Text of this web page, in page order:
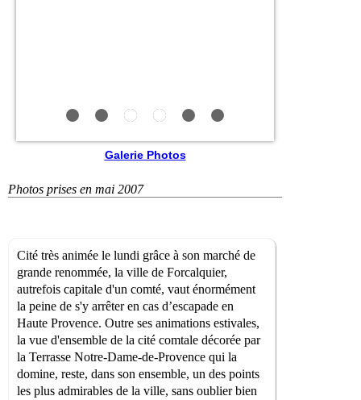
Galerie Photos
Photos prises en mai 2007
Cité très animée le lundi grâce à son marché de
grande renommée, la ville de Forcalquier,
autrefois capitale d'un comté, vaut énormément
la peine de s'y arrêter en cas d’escapade en
Haute Provence. Outre ses animations estivales,
la vue d'ensemble de la cité comtale décorée par
la Terrasse Notre-Dame-de-Provence qui la
domine, reste, dans son ensemble, un des points
les plus admirables de la ville, sans oublier bien